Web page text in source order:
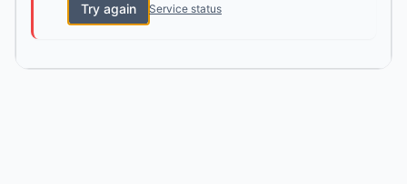
Try again Service status